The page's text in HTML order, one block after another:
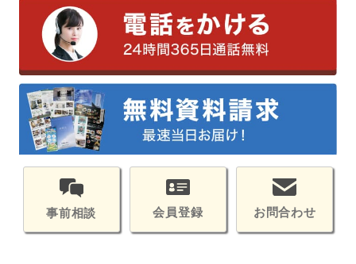
事前相談 会員登録 お問合わせ